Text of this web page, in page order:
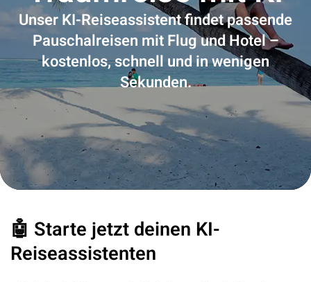
Unser KI-Reiseassistent findet passende
Pauschalreisen mit Flug und Hotel –
kostenlos, schnell und in wenigen
Sekunden.
🤖 Starte jetzt deinen KI-
Reiseassistenten